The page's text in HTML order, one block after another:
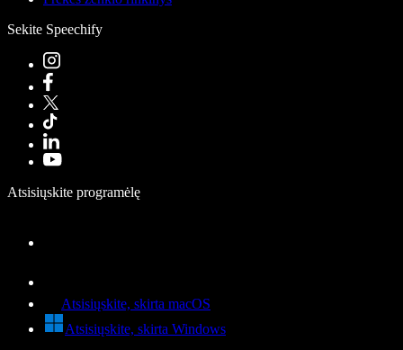
Sekite Speechify
Atsisiųskite programėlę
Atsisiųskite, skirta macOS
Atsisiųskite, skirta Windows